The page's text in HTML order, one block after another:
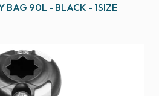
BAG 90L - BLACK - 1SIZE